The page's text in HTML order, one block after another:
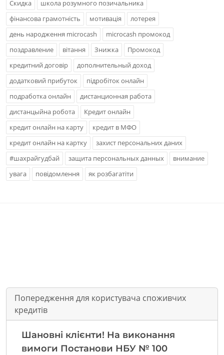
Скидка
школа розумного позичальника
фінансова грамотність
мотивація
лотерея
день народження microcash
microcash промокод
поздравление
вітання Знижка
Промокод
кредитний договір
дополнительный доход
додатковий прибуток
підробіток онлайн
подработка онлайн
дистанционная работа
дистанцыйна робота
Кредит онлайн
кредит онлайн на карту
кредит в МФО
кредит онлайн на картку
захист персональних даних
#шахрайгудбай
защита персональных данных
внимание
увага
повідомлення як розбагатіти
Попередження для користувача споживчих
кредитів
Шановні клієнти! На виконання
вимоги Постанови НБУ № 100